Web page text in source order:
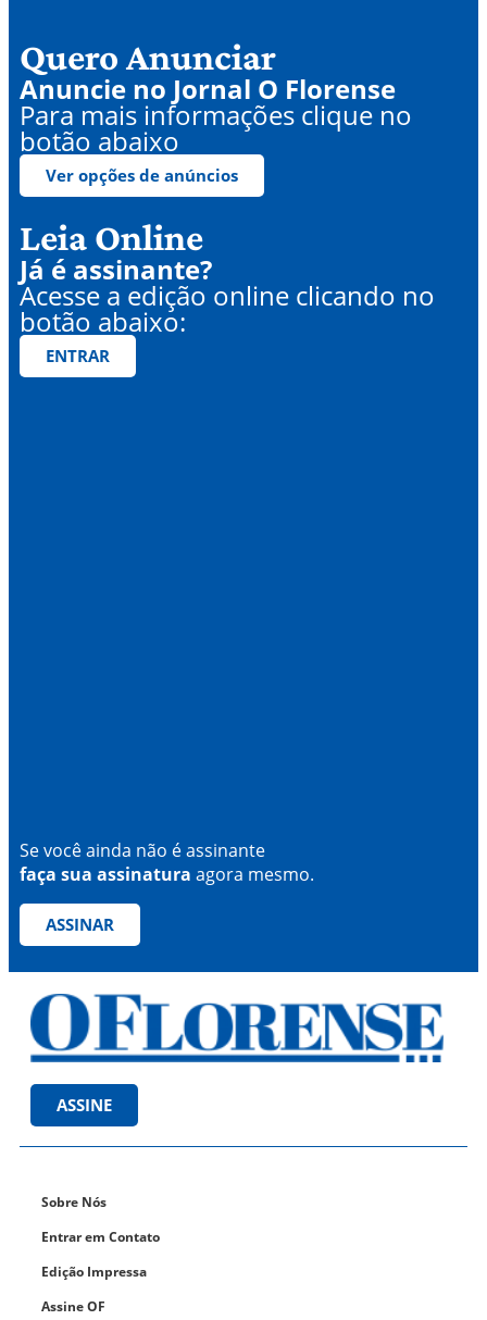
Quero Anunciar
Anuncie no Jornal O Florense
Para mais informações clique no
botão abaixo
Ver opções de anúncios
Leia Online
Já é assinante?
Acesse a edição online clicando no
botão abaixo:
ENTRAR
Se você ainda não é assinante
faça sua assinatura agora mesmo.
ASSINAR
ASSINE
Sobre Nós
Entrar em Contato
Edição Impressa
Assine OF